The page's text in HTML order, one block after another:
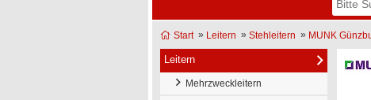
Start» Leitern » Stehleitern » MUNK
Leitern
Mehrzweckleitern